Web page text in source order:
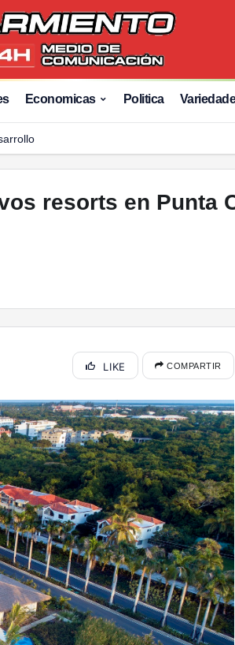
Economicas Politica
resorts en Punta
LIKE COMPARTIR
su expansión en el Caribe